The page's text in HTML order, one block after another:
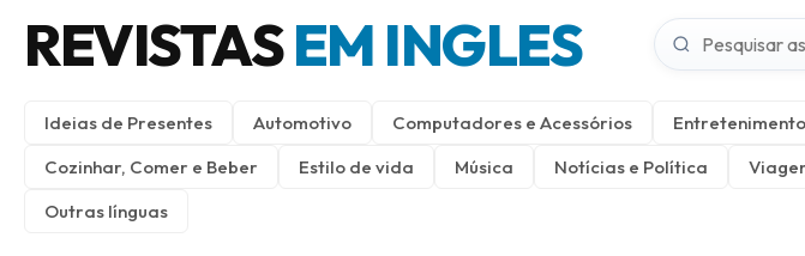
REVISTASEM INGLES
Ideias de Presentes Automotivo Computadores e Acessórios Entretenimento
Cozinhar, Comer e Beber
Estilo de vida Música Notícias e Política
Outras línguas